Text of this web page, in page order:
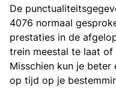
De
4076 normaal
prestaties in de
trein meestal te laat of
Misschien kun je beter
op tijd op je